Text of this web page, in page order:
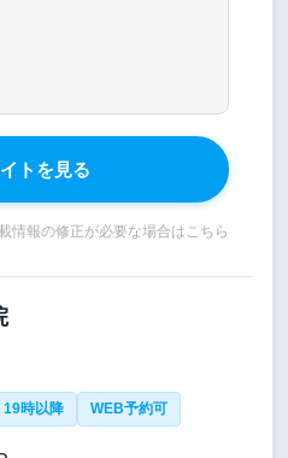
トを見る
情報の修正が必要な場合はこちら
19時以降 WEB予約可